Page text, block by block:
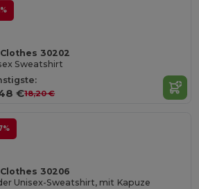
30202
Sweatshirt
€18,20 €
30206
Unisex-Sweatshirt, mit Kapuze